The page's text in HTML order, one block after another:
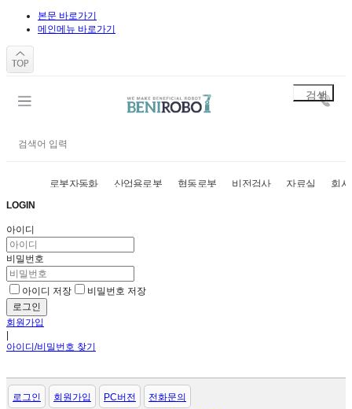
본문 바로가기
메인메뉴 바로가기
로봇자동화 산업용로봇 협동로봇 비전검사 자료실 회
LOGIN
아이디
비밀번호
아이디 저장 비밀번호 저장
회원가입
아이디/비밀번호 찾기
로그인 회원가입 PC버전
전화문의